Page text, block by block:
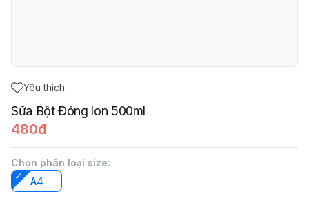
Yêu thích
Sữa Bột Đóng lon 500ml
480đ
Chọn phân loại size:
A4